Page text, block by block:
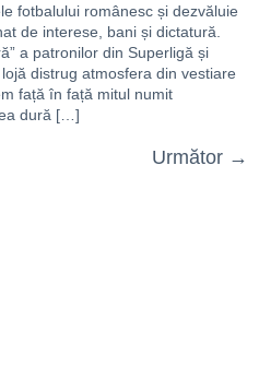
fotbalului românesc și dezvăluie
de interese, bani și dictatură.
a patronilor din Superligă și
distrug atmosfera din vestiare
față în față mitul numit
dură […]
Următor →